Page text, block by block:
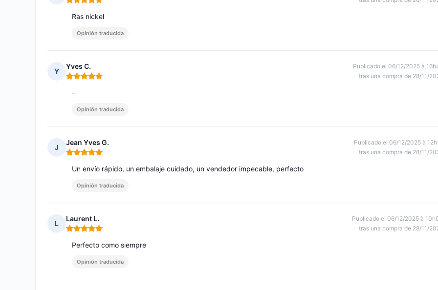
Nota: 5 de 5
Ras nickel
Opinión traducida
Y
Yves C.
Nota: 5 de 5
Publicado el 06/12/2025 à
tras una compra de 28/11/
-
Opinión traducida
J
Jean Yves G.
Nota: 5 de 5
Publicado el 06/12/2025 à
tras una compra de 28/11/
Un envío rápido, un embalaje cuidado, un vendedor impecable, perfecto
Opinión traducida
L
Laurent L.
Nota: 5 de 5
Publicado el 06/12/2025 à
tras una compra de 28/11/
Perfecto como siempre
Opinión traducida